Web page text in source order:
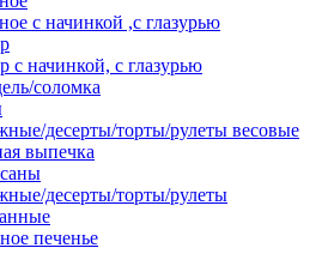
с начинкой ,с глазурью
с начинкой, с глазурью
соломка
десерты/торты/рулеты весовые
выпечка
десерты/торты/рулеты
печенье